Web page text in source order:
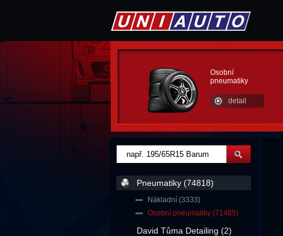
Osobní
pneumatiky
detail
Pneumatiky (74818)
Nákladní (3333)
Osobní pneumatiky (71485)
David Tůma Detailing (2)